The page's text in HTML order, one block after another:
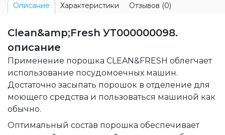
Описание Характеристики Отзывов (0)
Clean&amp;Fresh УТ000000098.
описание
Применение порошка CLEAN&FRESH облегчает
использование посудомоечных машин.
Достаточно засыпать порошок в отделение для
моющего средства и пользоваться машиной как
обычно.
Оптимальный состав порошка обеспечивает